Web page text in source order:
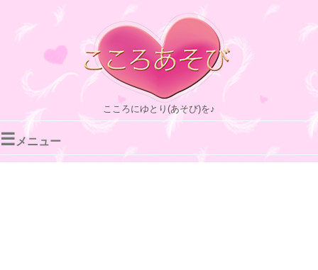
こころにゆとり(あそび)を♪
☰ メニュー